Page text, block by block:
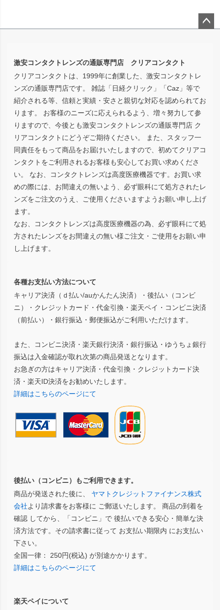
激安コンタクトレンズの通販専門店 クリアコンタクト
クリアコンタクトは、1999年に創業した、激安コンタクトレ
ンズの通販専門店です。 雑誌「日経クリック」「Caz」等で
紹介される等、信頼と実績・安さと親切な対応を認められてお
ります。 お客様のニーズに応えられるよう、増々努力して参
りますので、今後とも激安コンタクトレンズの通販専門店 ク
リアコンタクトにどうぞご期待ください。 また、スタッフ一
同責任をもって商品をお届けいたしますので、初めてクリアコ
ンタクトをご利用されるお客様も安心してお買い求めくださ
い。 なお、コンタクトレンズは高度医療機器です。お買い求
めの際には、お間違えの無いよう、必ず眼科にて処方されたレ
ンズをご注文のうえ、ご使用くださいますようお願い申し上げ
ます。
なお、コンタクトレンズは高度医療機器の為、必ず眼科にて処
方されたレンズをお間違えの無い様ご注文・ご使用をお願い申
し上げます。
各種お支払い方法について
キャリア決済（ｄ払い/auかんたん決済）・後払い（コンビ
ニ）・クレジットカード・代金引換・楽天ペイ・コンビニ決済
（前払い）・銀行振込・郵便振込がご利用いただけます。
また、コンビニ決済・楽天銀行決済・銀行振込・ゆうちょ銀行
振込は入金確認が取れ次第の商品発送となります。
お急ぎの方はキャリア決済・代金引換・クレジットカード決
済・楽天ID決済をお勧めいたします。
詳細はこちらのページにて
後払い（コンビニ）もご利用できます。
商品が発送された後に、 ヤマトクレジットファイナンス株式
会社より請求書をお客様に ご郵送いたします。 商品の到着を
確認 してから、「コンビニ」で 後払いできる安心・簡単な決
済方法です。その請求書に従って お支払い期限内 にお支払い
下さい。
全国一律： 250円(税込) が別途かかります。
詳細はこちらのページにて
楽天ペイについて